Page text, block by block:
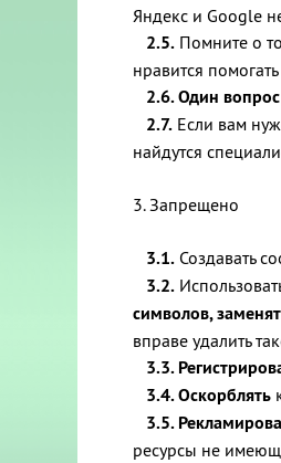
Яндекс и Google
2.5.Помните о
нравится
2.6. Один
2.7.Если вам
найдутся
3. Запрещено
3.1.Создавать
3.2.
символов,
вправе удалить
3.3.
3.4. Оскорблять
3.5.
ресурсы не